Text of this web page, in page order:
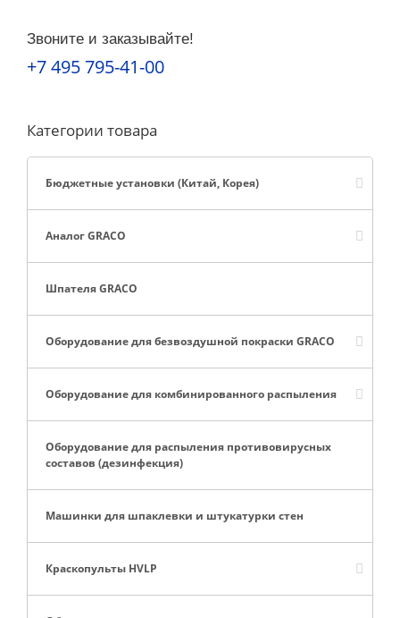
Звоните и заказывайте!
+7 495 795-41-00
Категории товара
Бюджетные установки (Китай, Корея)
Аналог GRACO
Шпателя GRACO
Оборудование для безвоздушной покраски GRACO
Оборудование для комбинированного распыления
Оборудование для распыления противовирусных
составов (дезинфекция)
Машинки для шпаклевки и штукатурки стен
Краскопульты HVLP